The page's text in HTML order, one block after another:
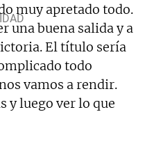
muy apretado todo.
una buena salida y a
El título sería
todo
vamos a rendir.
y luego ver lo que